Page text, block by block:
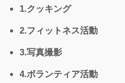
1.クッキング
2.フィットネス活動
3.写真撮影
4.ボランティア活動